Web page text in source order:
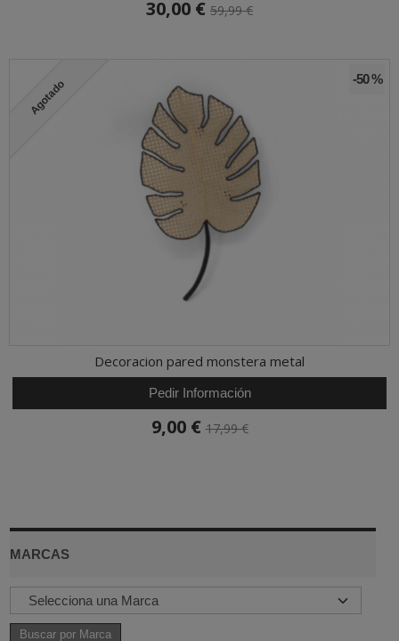
MARCAS
30,00 € 59,99 €
Agotado -50 %
Decoracion pared monstera metal
Pedir Información
9,00 €17,99 €